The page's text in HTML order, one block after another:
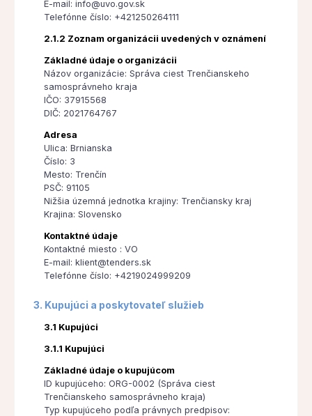
E-mail: info@uvo.gov.sk
Telefónne číslo: +421250264111
2.1.2 Zoznam organizácii uvedených v oznámení
Základné údaje o organizácii
Názov organizácie: Správa ciest Trenčianskeho
samosprávneho kraja
IČO: 37915568
DIČ: 2021764767
Adresa
Ulica: Brnianska
Číslo: 3
Mesto: Trenčín
PSČ: 91105
Nižšia územná jednotka krajiny: Trenčiansky kraj
Krajina: Slovensko
Kontaktné údaje
Kontaktné miesto : VO
E-mail: klient@tenders.sk
Telefónne číslo: +4219024999209
3. Kupujúci a poskytovateľ služieb
3.1 Kupujúci
3.1.1 Kupujúci
Základné údaje o kupujúcom
ID kupujúceho: ORG-0002 (Správa ciest
Trenčianskeho samosprávneho kraja)
Typ kupujúceho podľa právnych predpisov: